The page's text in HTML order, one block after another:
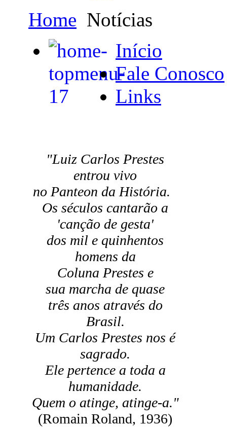
Home Notícias
Início
Fale Conosco
Links
"Luiz Carlos Prestes
entrou vivo
no Panteon da História.
Os séculos cantarão a
'canção de gesta'
dos mil e quinhentos
homens da
Coluna Prestes e
sua marcha de quase
três anos através do
Brasil.
Um Carlos Prestes nos é
sagrado.
Ele pertence a toda a
humanidade.
Quem o atinge, atinge-a."
(Romain Roland, 1936)